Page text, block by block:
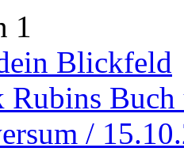
1
Blickfeld
Buch
/